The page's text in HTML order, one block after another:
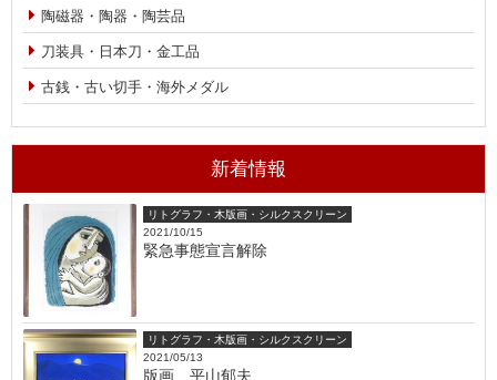
陶磁器・陶器・陶芸品
刀装具・日本刀・金工品
古銭・古い切手・海外メダル
新着情報
リトグラフ・木版画・シルクスクリーン
2021/10/15
緊急事態宣言解除
リトグラフ・木版画・シルクスクリーン
2021/05/13
版画 平山郁夫